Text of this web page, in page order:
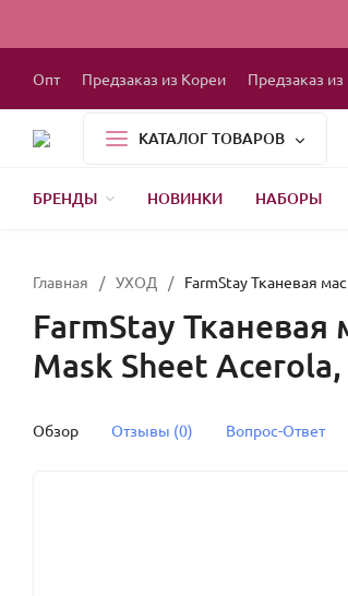
Опт Предзаказ из Кореи Предзаказ из
КАТАЛОГ ТОВАРОВ
БРЕНДЫ НОВИНКИ НАБОРЫ
Главная / УХОД / FarmStay Тканевая
FarmStay
Mask Sheet
Обзор Отзывы (0) Вопрос-Ответ